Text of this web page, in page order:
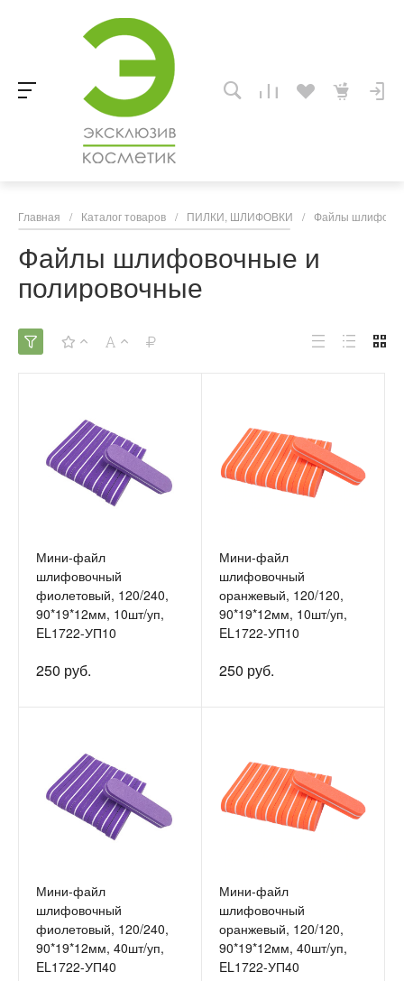
Главная / Каталог товаров / ПИЛКИ, ШЛИФОВКИ / Файлы
Файлы шлифовочные и
полировочные
Мини-файл
шлифовочный
фиолетовый, 120/240,
90*19*12мм, 10шт/уп,
EL1722-УП10
250 руб.
Мини-файл
шлифовочный
оранжевый, 120/120,
90*19*12мм, 10шт/уп,
EL1722-УП10
250 руб.
Мини-файл
шлифовочный
фиолетовый, 120/240,
90*19*12мм, 40шт/уп,
EL1722-УП40
Мини-файл
шлифовочный
оранжевый, 120/120,
90*19*12мм, 40шт/уп,
EL1722-УП40